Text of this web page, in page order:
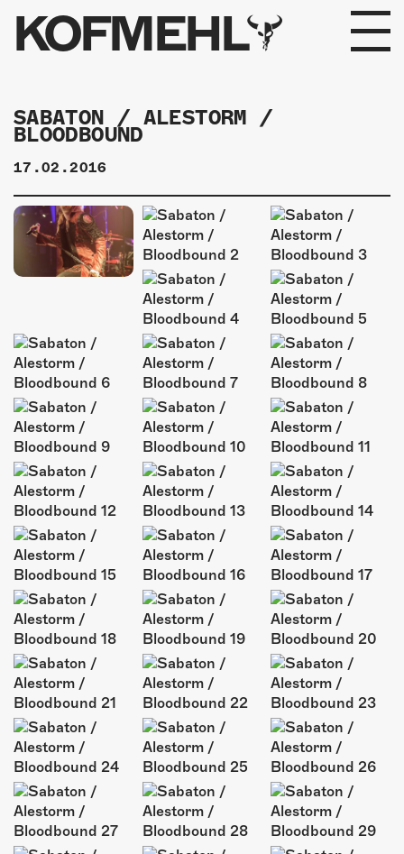
KOFMEHL
PROGRAMM
FABRIKGEFLÜSTER
GALERIE
FOTOGALERIE
PHOTOMAT
KONTAKT
ÜBER UNS
GÖNNEREI
SHOP
MITMACHEN
SABATON / ALESTORM /
BLOODBOUND
17.02.2016